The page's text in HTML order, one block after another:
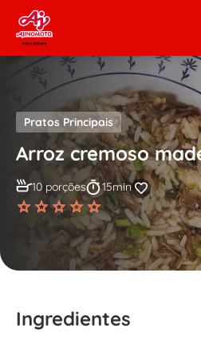
Skip to content
Pratos Principais
Arroz cremoso
10 porções 15min
Ingredientes